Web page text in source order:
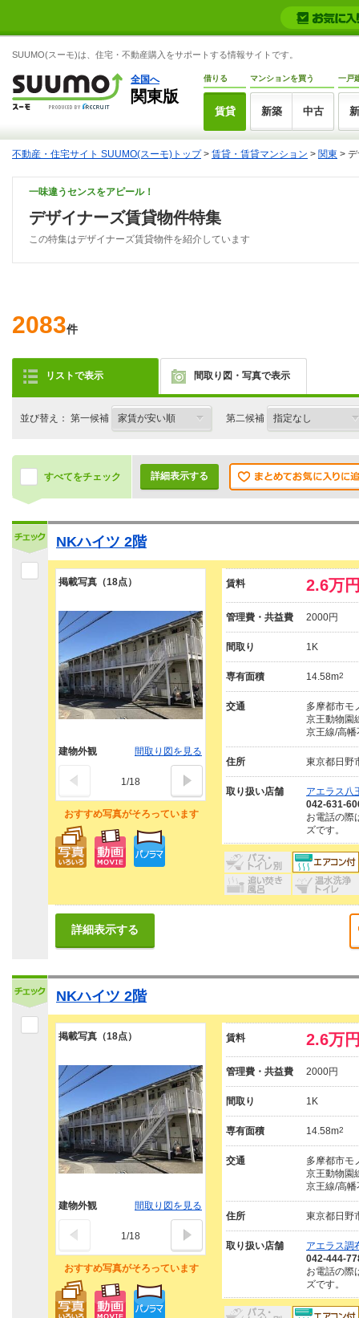
SUUMO(スーモ)は、住宅・不動産購入をサポートする情報サイトです。
全国へ
関東版
借りる
賃貸
マンションを買う
新築 中古
一戸
不動産・住宅サイト SUUMO(スーモ)トップ> 賃貸・賃貸マンション > 関東 >
一味違うセンスをアピール！
デザイナーズ賃貸物件特集
この特集はデザイナーズ賃貸物件を紹介しています
2083件
リストで表示 間取り図・写真で表示
並び替え： 第一候補 第二候補
すべてをチェック 詳細表示する
NKハイツ 2階
掲載写真（18点）
おすすめ写真がそろっています
建物外観 間取り図を見る
1/18
賃料 2.6万
管理費・共益費 2000円
間取り 1K
専有面積 14.58m2
交通
多摩都市モ
京王動物園
京王線/高
住所 東京都日野
取り扱い店舗
アエラス八
042-631-
お電話の際
ズです。
詳細表示する
NKハイツ 2階
掲載写真（18点）
おすすめ写真がそろっています
建物外観 間取り図を見る
1/18
賃料 2.6万
管理費・共益費 2000円
間取り 1K
専有面積 14.58m2
交通
多摩都市モ
京王動物園
京王線/高
住所 東京都日野
取り扱い店舗
アエラス調
042-444-
お電話の際
ズです。